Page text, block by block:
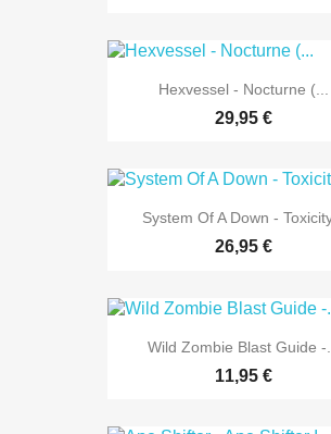
Hexvessel - Nocturne (...
29,95 €
System Of A Down -
26,95 €
Wild Zombie Blast Guide -...
11,95 €